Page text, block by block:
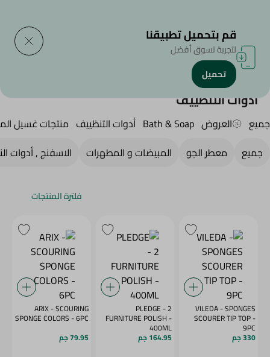
الرئيسية /المنظفات
أدوات التنظييف
جميع العروض Bath & Soap أدوات التنظييف منتجات غسيل
جميع
معطر الجو المبيضات و المطهرات الاسفنج , أدوات
فلترة المنتجات
VILEDA - SPONGES
SCOURER TIP TOP -
9PC
330 جم
PLEDGE - 2
FURNITURE POLISH -
400ML
164.95 جم
ARIX - SCOURING
SPONGE COLORS - 6PC
79.95 جم
قم بتحميل تطبيقنا
لتجربة تسوق أفضل
تحميل